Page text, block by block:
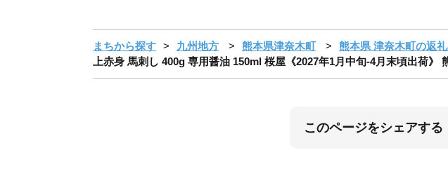
まちから探す 九州地方 熊本県津奈木町
熊本県 津奈木町の返
上赤身 馬刺し 400g 専用醤油 150ml 桜屋《2027年1月中旬-4月末頃出荷》
このページをシェアする